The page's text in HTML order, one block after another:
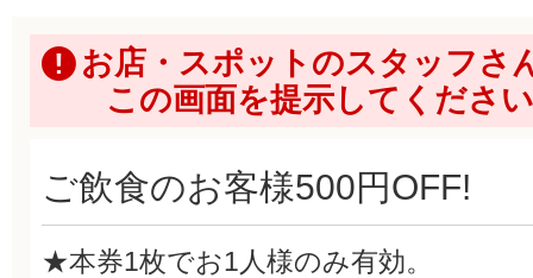
お店・スポットのスタッフさ
この画面を提示してください
ご飲食のお客様500円OFF!
★本券1枚でお1人様のみ有効。